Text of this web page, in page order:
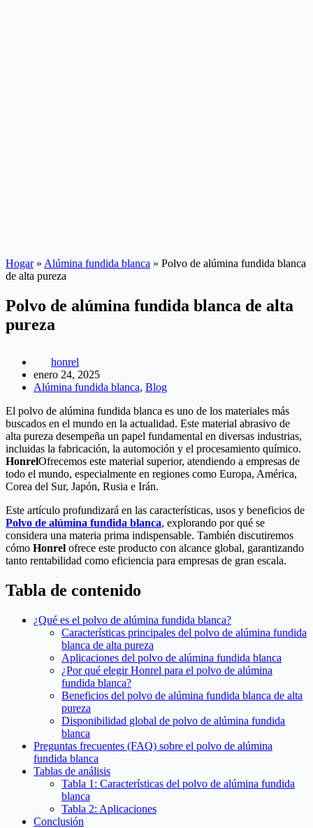
Hogar» Alúmina fundida blanca » Polvo de alúmina fundida blanca
de alta pureza
Polvo de alúmina fundida blanca de alta
pureza
honrel
enero 24, 2025
Alúmina fundida blanca, Blog
El polvo de alúmina fundida blanca es uno de los materiales más
buscados en el mundo en la actualidad. Este material abrasivo de
alta pureza desempeña un papel fundamental en diversas industrias,
incluidas la fabricación, la automoción y el procesamiento químico.
HonrelOfrecemos este material superior, atendiendo a empresas de
todo el mundo, especialmente en regiones como Europa, América,
Corea del Sur, Japón, Rusia e Irán.
Este artículo profundizará en las características, usos y beneficios de
Polvo de alúmina fundida blanca, explorando por qué se
considera una materia prima indispensable. También discutiremos
cómo Honrel ofrece este producto con alcance global, garantizando
tanto rentabilidad como eficiencia para empresas de gran escala.
Tabla de contenido
¿Qué es el polvo de alúmina fundida blanca?
Características principales del polvo de alúmina fundida
blanca de alta pureza
Aplicaciones del polvo de alúmina fundida blanca
¿Por qué elegir Honrel para el polvo de alúmina
fundida blanca?
Beneficios del polvo de alúmina fundida blanca de alta
pureza
Disponibilidad global de polvo de alúmina fundida
blanca
Preguntas frecuentes (FAQ) sobre el polvo de alúmina
fundida blanca
Tablas de análisis
Tabla 1: Características del polvo de alúmina fundida
blanca
Tabla 2: Aplicaciones
Conclusión